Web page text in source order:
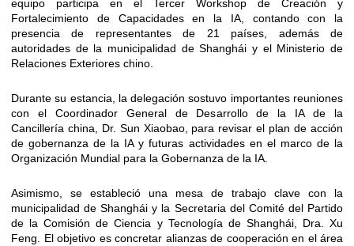
equipo participa en el Tercer Workshop de Creación y
Fortalecimiento de Capacidades en la IA, contando con la
presencia de representantes de 21 países, además de
autoridades de la municipalidad de Shanghái y el Ministerio de
Relaciones Exteriores chino.
Durante su estancia, la delegación sostuvo importantes reuniones
con el Coordinador General de Desarrollo de la IA de la
Cancillería china, Dr. Sun Xiaobao, para revisar el plan de acción
de gobernanza de la IA y futuras actividades en el marco de la
Organización Mundial para la Gobernanza de la IA.
Asimismo, se estableció una mesa de trabajo clave con la
municipalidad de Shanghái y la Secretaria del Comité del Partido
de la Comisión de Ciencia y Tecnología de Shanghái, Dra. Xu
Feng. El objetivo es concretar alianzas de cooperación en el área